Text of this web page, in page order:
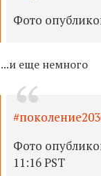
Фото
...и еще немного
Фото
11:16 PST